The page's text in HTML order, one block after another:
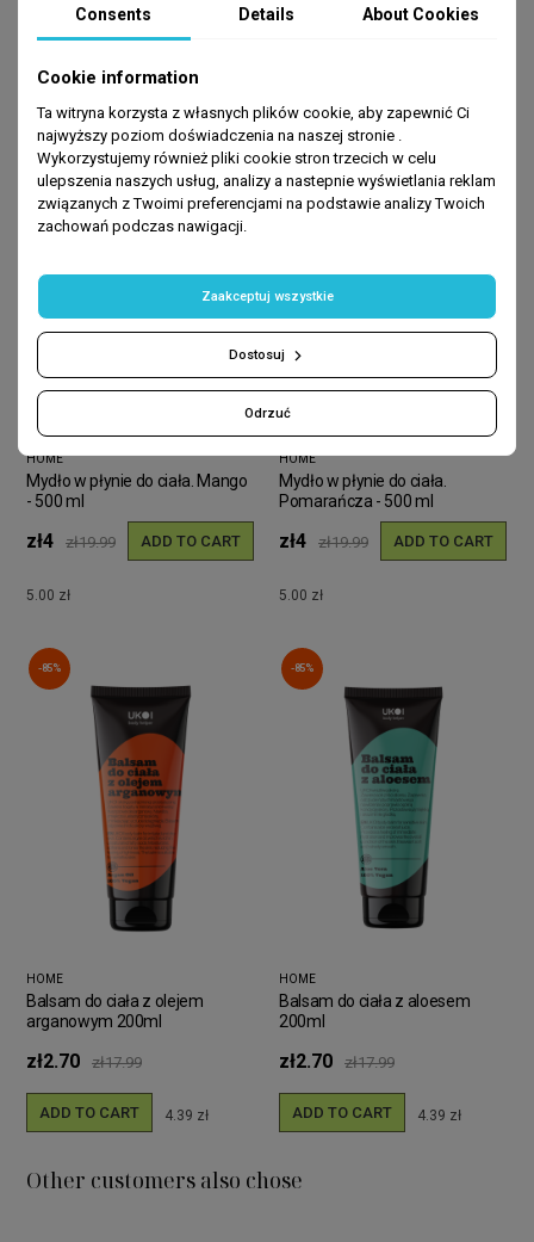
BEST SELLERS
HOME
Mydło w płynie do ciała. Mango
- 500 ml
zł4 zł19.99 ADD TO CART
5.00 zł
HOME
Mydło w płynie do ciała.
Pomarańcza - 500 ml
zł4 zł19.99 ADD TO CART
5.00 zł
-85%
HOME
Balsam do ciała z olejem
arganowym 200ml
zł2.70 zł17.99
ADD TO CART 4.39 zł
-85%
HOME
Balsam do ciała z aloesem
200ml
zł2.70 zł17.99
ADD TO CART 4.39 zł
Other customers also chose
Consents Details About Cookies
Cookie information
Ta witryna korzysta z własnych plików cookie, aby zapewnić Ci
najwyższy poziom doświadczenia na naszej stronie .
Wykorzystujemy również pliki cookie stron trzecich w celu
ulepszenia naszych usług, analizy a nastepnie wyświetlania reklam
związanych z Twoimi preferencjami na podstawie analizy Twoich
zachowań podczas nawigacji.
Odrzuć
Dostosuj
Zaakceptuj wszystkie